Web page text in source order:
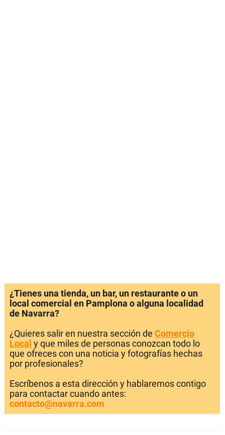
¿Tienes una tienda, un bar, un restaurante o un
local comercial en Pamplona o alguna localidad
de Navarra?
¿Quieres salir en nuestra sección de Comercio
Local y que miles de personas conozcan todo lo
que ofreces con una noticia y fotografías hechas
por profesionales?
Escríbenos a esta dirección y hablaremos contigo
para contactar cuando antes:
contacto@navarra.com